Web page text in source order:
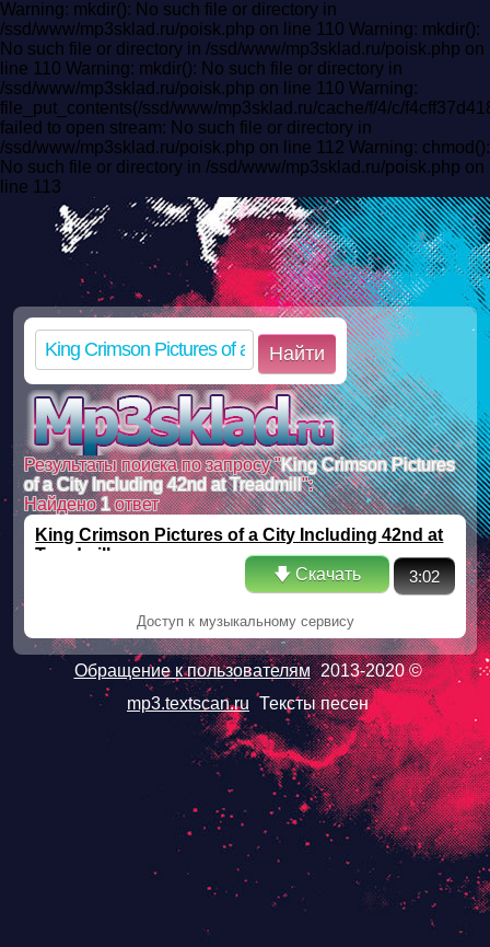
Warning: mkdir(): No such file or directory in
/ssd/www/mp3sklad.ru/poisk.php on line 110 Warning: mkdir():
No such file or directory in /ssd/www/mp3sklad.ru/poisk.php on
line 110 Warning: mkdir(): No such file or directory in
/ssd/www/mp3sklad.ru/poisk.php on line 110 Warning:
file_put_contents(/ssd/www/mp3sklad.ru/cache/f/4/c/
failed to open stream: No such file or directory in
/ssd/www/mp3sklad.ru/poisk.php on line 112 Warning: chmod():
No such file or directory in /ssd/www/mp3sklad.ru/poisk.php on
line 113
Найти
Результаты поиска по запросу "King Crimson Pictures
of a City Including 42nd at Treadmill":
Найдено1ответ
King Crimson Pictures of a City Including 42nd at
Treadmill
🡇 Скачать
3:02
Доступ к музыкальному сервису
Обращение к пользователям 2013-2020 ©
mp3.textscan.ru Тексты песен